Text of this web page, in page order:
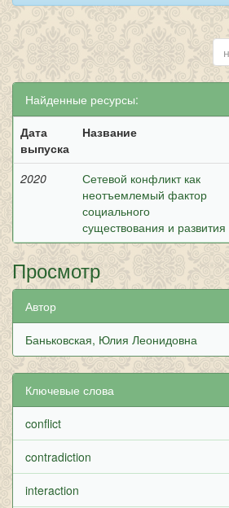
Найденные ресурсы:
Дата
выпуска
Название
2020
Сетевой конфликт как
неотъемлемый фактор
социального
существования и развития
Просмотр
Автор
Баньковская, Юлия Леонидовна
Ключевые слова
conflict
contradiction
interaction